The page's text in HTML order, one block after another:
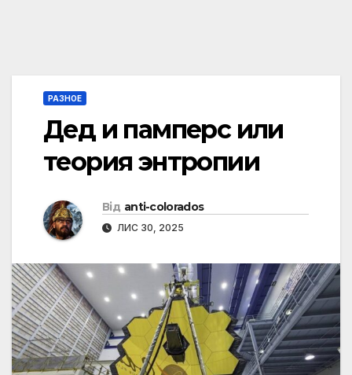
РАЗНОЕ
Дед и памперс или
теория энтропии
Від anti-colorados
ЛИС 30, 2025